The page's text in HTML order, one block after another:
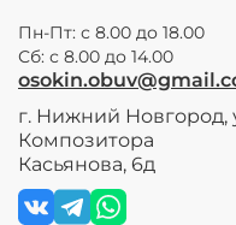
Пн-Пт: с 8.00 до 18.00
Сб: с 8.00 до 14.00
г. Нижний Новгород,
Композитора
Касьянова, 6д